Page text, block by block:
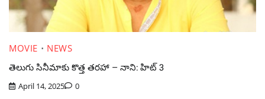
MOVIE
NEWS
తెలుగు సినీమాకు కొత్త తరహా – నాని: హిట్ 3
April 14, 2025 0